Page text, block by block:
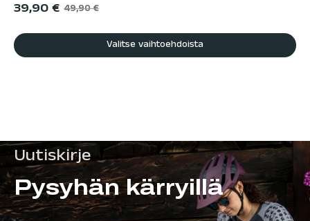
39,90€ 49,90€
Valitse vaihtoehdoista
Uutiskirje
Pysyhän kärryillä